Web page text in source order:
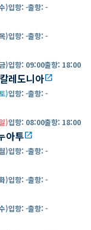
)입항: -출항: -
)입항: -출항: -
)입항: 09:00출항: 18:00
레도니아open_in_new
)입항: -출항: -
)입항: 08:00출항: 18:00
아투open_in_new
)입항: -출항: -
)입항: -출항: -
)입항: -출항: -